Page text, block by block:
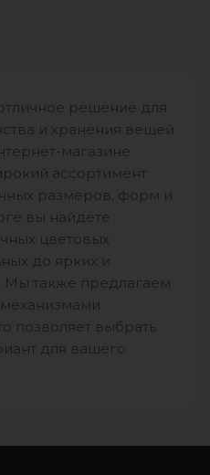
решение для
и хранения вещей
магазине
ассортимент
размеров, форм и
вы найдете
цветовых
до ярких и
Мы также предлагаем
позволяет выбрать
для вашего